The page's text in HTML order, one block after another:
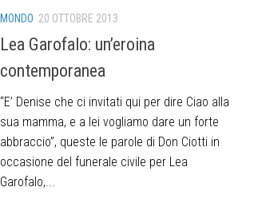
MONDO 20 OTTOBRE 2013
Lea Garofalo: un’eroina
contemporanea
“E’ Denise che ci invitati qui per dire Ciao alla
sua mamma, e a lei vogliamo dare un forte
abbraccio”, queste le parole di Don Ciotti in
occasione del funerale civile per Lea
Garofalo,...